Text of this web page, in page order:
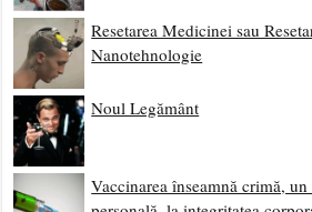
Resetarea Medicinei sau
Nanotehnologie
Noul Legământ
Vaccinarea înseamnă crimă, un